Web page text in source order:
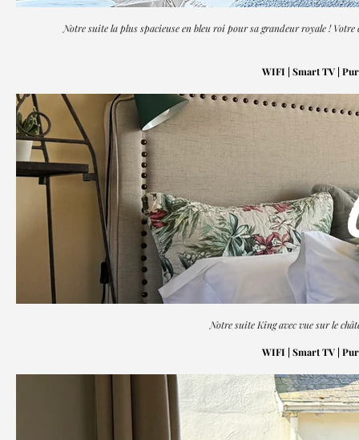
Notre suite la plus spacieuse en bleu roi pour sa grandeur royale !
WIFI | Smart TV |
Notre suite King avec vue sur le
WIFI | Smart TV |